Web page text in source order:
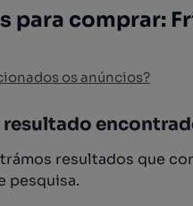
para comprar:
os anúncios?
resultado
resultados que
pesquisa.